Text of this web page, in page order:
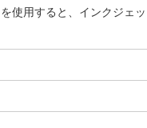
使用すると、インクジェ